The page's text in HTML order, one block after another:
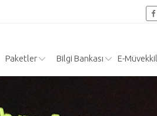
Paketler Bilgi Bankası E-Müvekkil